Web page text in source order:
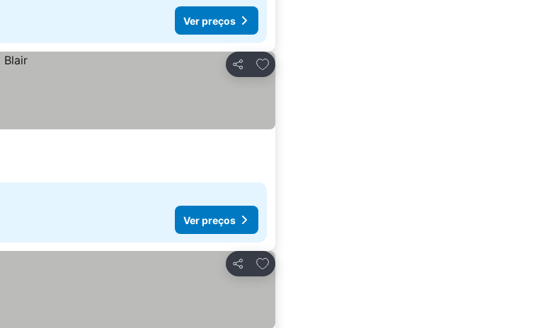
Ver preços
Partilhar
Adicionar aos favoritos
Ver preços
Partilhar
Adicionar aos favoritos